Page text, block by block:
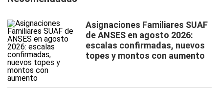
Asignaciones Familiares SUAF
de ANSES en agosto 2026:
escalas confirmadas, nuevos
topes y montos con aumento